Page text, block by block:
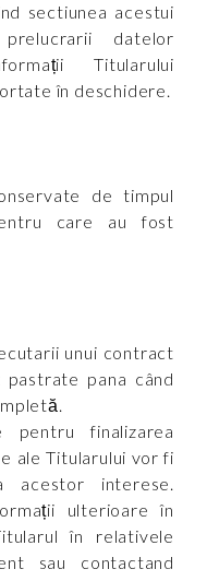
sectiunea acestui
datelor
Titularului
în deschidere.
de timpul
care au fost
unui contract
pana când
pentru finalizarea
ale Titularului vor fi
acestor interese.
ulterioare în
în relativele
sau contactand